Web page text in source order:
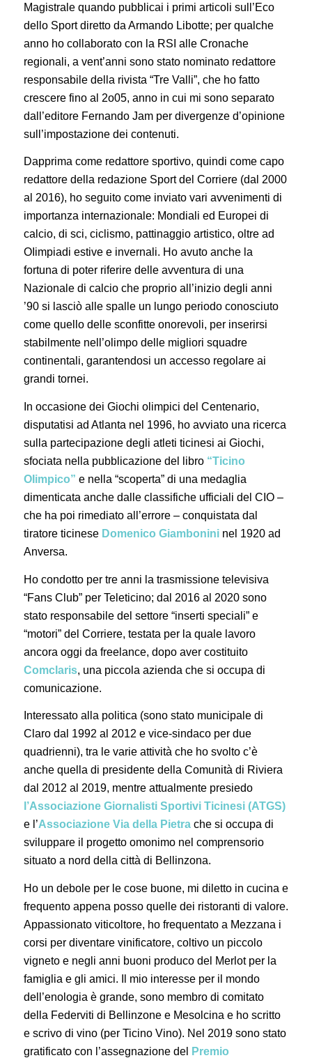
Magistrale quando pubblicai i primi articoli sull’Eco
dello Sport diretto da Armando Libotte; per qualche
anno ho collaborato con la RSI alle Cronache
regionali, a vent’anni sono stato nominato redattore
responsabile della rivista “Tre Valli”, che ho fatto
crescere fino al 2o05, anno in cui mi sono separato
dall’editore Fernando Jam per divergenze d’opinione
sull’impostazione dei contenuti.
Dapprima come redattore sportivo, quindi come capo
redattore della redazione Sport del Corriere (dal 2000
al 2016), ho seguito come inviato vari avvenimenti di
importanza internazionale: Mondiali ed Europei di
calcio, di sci, ciclismo, pattinaggio artistico, oltre ad
OIimpiadi estive e invernali. Ho avuto anche la
fortuna di poter riferire delle avventura di una
Nazionale di calcio che proprio all’inizio degli anni
’90 si lasciò alle spalle un lungo periodo conosciuto
come quello delle sconfitte onorevoli, per inserirsi
stabilmente nell’olimpo delle migliori squadre
continentali, garantendosi un accesso regolare ai
grandi tornei.
In occasione dei Giochi olimpici del Centenario,
disputatisi ad Atlanta nel 1996, ho avviato una ricerca
sulla partecipazione degli atleti ticinesi ai Giochi,
sfociata nella pubblicazione del libro “Ticino
OIimpico” e nella “scoperta” di una medaglia
dimenticata anche dalle classifiche ufficiali del CIO –
che ha poi rimediato all’errore – conquistata dal
tiratore ticinese Domenico Giambonininel 1920 ad
Anversa.
Ho condotto per tre anni la trasmissione televisiva
“Fans Club” per Teleticino; dal 2016 al 2020 sono
stato responsabile del settore “inserti speciali” e
“motori” del Corriere, testata per la quale lavoro
ancora oggi da freelance, dopo aver costituito
Comclaris, una piccola azienda che si occupa di
comunicazione.
Interessato alla politica (sono stato municipale di
Claro dal 1992 al 2012 e vice-sindaco per due
quadrienni), tra le varie attività che ho svolto c’è
anche quella di presidente della Comunità di Riviera
dal 2012 al 2019, mentre attualmente presiedo
l’Associazione Giornalisti Sportivi Ticinesi (ATGS)
e l’Associazione Via della Pietrache si occupa di
sviluppare il progetto omonimo nel comprensorio
situato a nord della città di Bellinzona.
Ho un debole per le cose buone, mi diletto in cucina e
frequento appena posso quelle dei ristoranti di valore.
Appassionato viticoltore, ho frequentato a Mezzana i
corsi per diventare vinificatore, coltivo un piccolo
vigneto e negli anni buoni produco del Merlot per la
famiglia e gli amici. Il mio interesse per il mondo
dell’enologia è grande, sono membro di comitato
della Federviti di Bellinzone e Mesolcina e ho scritto
e scrivo di vino (per Ticino Vino). Nel 2019 sono stato
gratificato con l’assegnazione del
Premio